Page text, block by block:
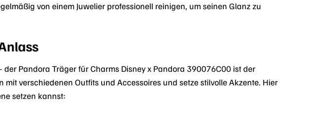
von einem Juwelier professionell reinigen, um seinen Glanz zu
Pandora Träger für Charms Disney x Pandora 390076C00 ist der
verschiedenen Outfits und Accessoires und setze stilvolle Akzente. Hier
setzen kannst: